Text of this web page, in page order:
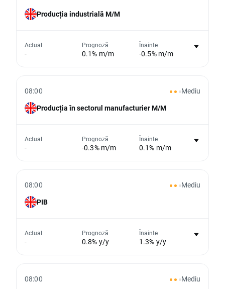
Nu există niciun grafic pentru acest
eveniment
Producția industrială M/M
Actual
-
Prognoză
0.1% m/m
Înainte
-0.5% m/m
Nu există niciun grafic pentru acest
eveniment
08:00
Mediu
Producția în sectorul manufacturier M/M
Actual
-
Prognoză
-0.3% m/m
Înainte
0.1% m/m
Nu există niciun grafic pentru acest
eveniment
08:00
Mediu
PIB
Actual
-
Prognoză
0.8% y/y
Înainte
1.3% y/y
08:00
Mediu